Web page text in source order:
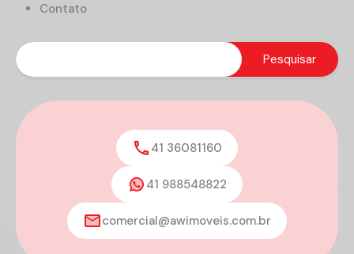
Contato
41 36081160
41 988548822
comercial@awimoveis.com.br